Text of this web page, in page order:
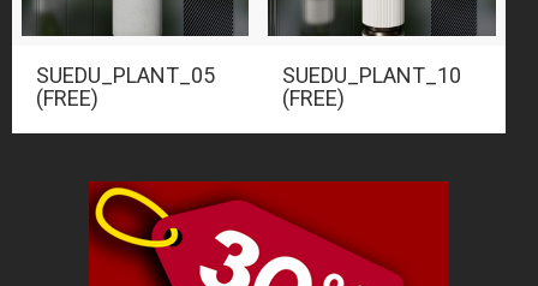
SUEDU_PLANT_05
(FREE)
SUEDU_PLANT_10
(FREE)